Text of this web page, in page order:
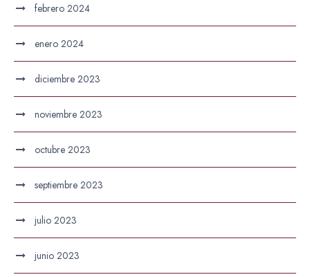
febrero 2024
enero 2024
diciembre 2023
noviembre 2023
octubre 2023
septiembre 2023
julio 2023
junio 2023